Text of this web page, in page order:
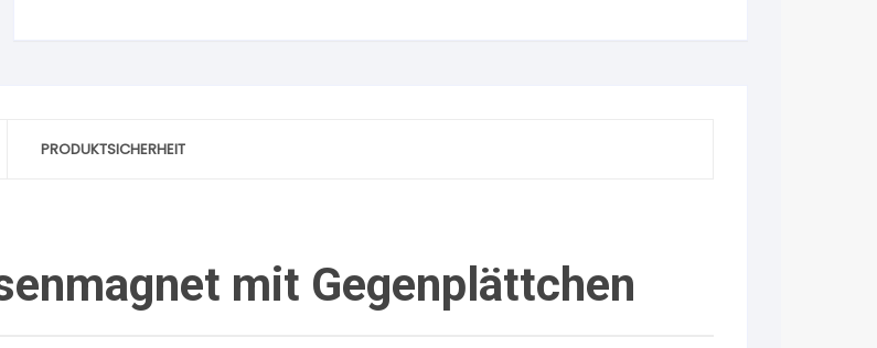
PRODUKTSICHERHEIT
mit Gegenplättchen